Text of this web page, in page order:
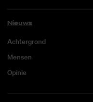
Nieuws
Achtergrond
Mensen
Opinie